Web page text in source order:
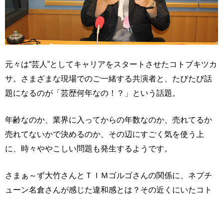
元々は“芸人”としてキャリアをスタートさせたコトブキツカ
サ。さまざまな現場でのご一緒する共演者と、たびたび話
題になるのが「芸歴何年なの！？」という話題。
年齢なのか、業界に入ってからの年数なのか、売れてるか
売れてないかで決めるのか、その辺にすごく気を使う上
に、時々ややこしい問題も発生するようです。
さまぁ～ず大竹さんとＴＩＭゴルゴさんの関係に、ネプチ
ューン名倉さんが感じた違和感とは？その近くにいたコト